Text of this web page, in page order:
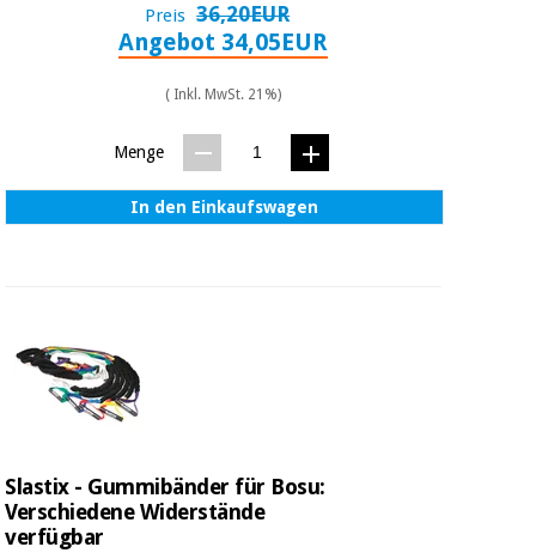
Sanitärkleiderschränke
Veterinärmedizin
Sport
und
Veterinärmedizin
Chirurgische
Preis 36,20EUR
Angebot 34,05EUR
( Inkl. MwSt. 21%)
Menge
In den Einkaufswagen
Slastix - Gummibänder für Bosu:
Verschiedene Widerstände
verfügbar